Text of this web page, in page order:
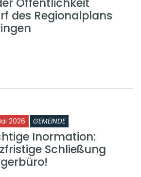
des Regionalplans
2026 GEMEINDE
Inormation:
Schließung